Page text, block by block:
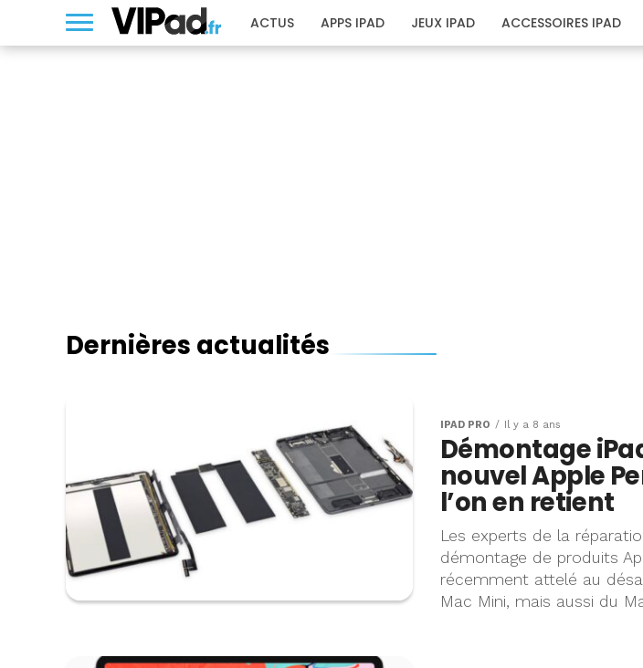
ACTUS APPS IPAD JEUX IPAD ACCESSOIRES IPAD
Dernières actualités
IPAD PRO Il y a 8 ans
Démontage
nouvel Apple
l’on en retient
Les experts de la
démontage de produits
récemment attelé au
Mac Mini, mais aussi du